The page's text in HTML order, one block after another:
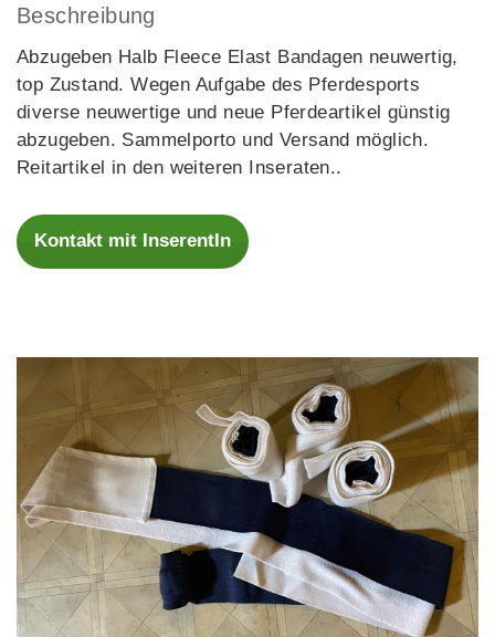
Beschreibung
Abzugeben Halb Fleece Elast Bandagen neuwertig,
top Zustand. Wegen Aufgabe des Pferdesports
diverse neuwertige und neue Pferdeartikel günstig
abzugeben. Sammelporto und Versand möglich.
Reitartikel in den weiteren Inseraten..
Kontakt mit InserentIn